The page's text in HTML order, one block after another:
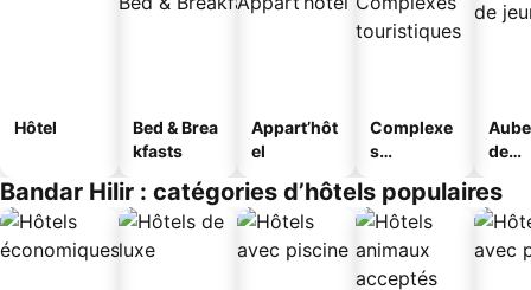
Hôtel
Bed & Brea
kfasts
Appart’hôt
el
Complexe
s
s
de
Bandar Hilir : catégories d’hôtels populaires